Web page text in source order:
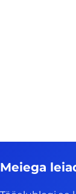
Meiega